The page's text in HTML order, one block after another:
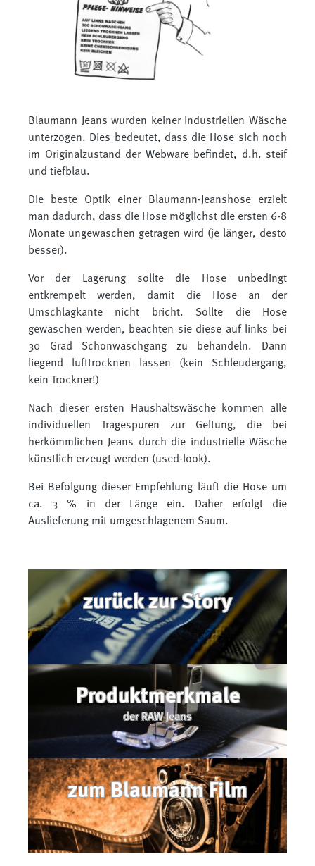
Blaumann Jeans wurden keiner industriellen Wäsche
unterzogen. Dies bedeutet, dass die Hose sich noch
im Originalzustand der Webware befindet, d.h. steif
und tiefblau.
Die beste Optik einer Blaumann-Jeanshose erzielt
man dadurch, dass die Hose möglichst die ersten 6-8
Monate ungewaschen getragen wird (je länger, desto
besser).
Vor der Lagerung sollte die Hose unbedingt
entkrempelt werden, damit die Hose an der
Umschlagkante nicht bricht. Sollte die Hose
gewaschen werden, beachten sie diese auf links bei
30 Grad Schonwaschgang zu behandeln. Dann
liegend lufttrocknen lassen (kein Schleudergang,
kein Trockner!)
Nach dieser ersten Haushaltswäsche kommen alle
individuellen Tragespuren zur Geltung, die bei
herkömmlichen Jeans durch die industrielle Wäsche
künstlich erzeugt werden (used-look).
Bei Befolgung dieser Empfehlung läuft die Hose um
ca. 3 % in der Länge ein. Daher erfolgt die
Auslieferung mit umgeschlagenem Saum.
zurück zur Story
Produktmerkmale
der RAW Jeans
zum Blaumann Film